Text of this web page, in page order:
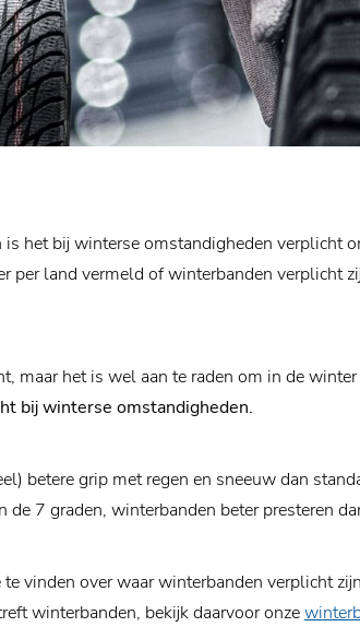
het bij winterse omstandigheden verplicht
per land vermeld of winterbanden verplicht
maar het is wel aan te raden om in de
bij winterse omstandigheden.
betere grip met regen en sneeuw dan
de 7 graden, winterbanden beter presteren
vinden over waar winterbanden verplicht
winterbanden, bekijk daarvoor onze